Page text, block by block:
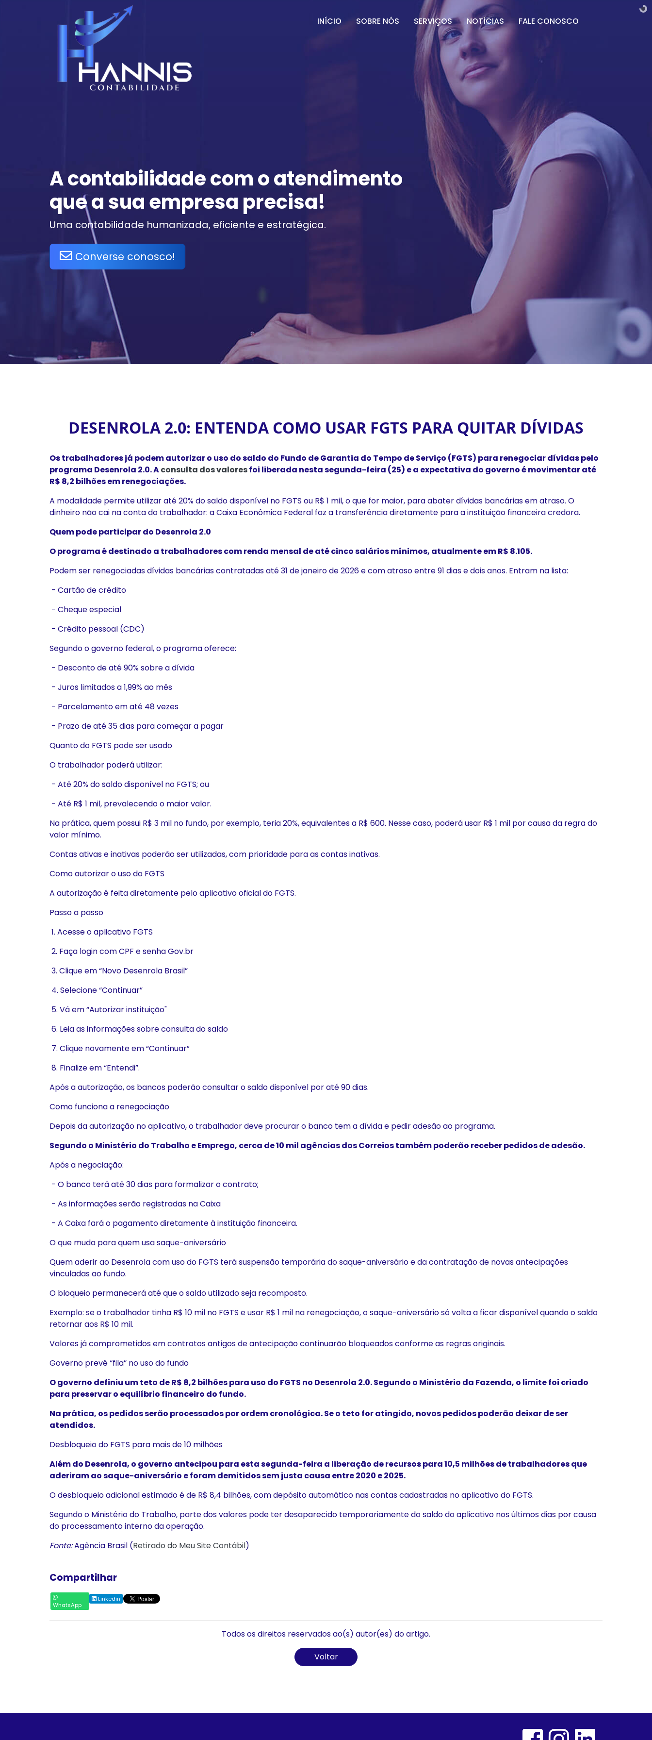
INÍCIO SOBRE NÓS SERVIÇOS NOTÍCIAS FALE CONOSCO
A contabilidade com o atendimento
que a sua empresa precisa!
Uma contabilidade humanizada, eficiente e estratégica.
Converse conosco!
DESENROLA 2.0: ENTENDA COMO USAR FGTS PARA QUITAR DÍVIDAS
Os trabalhadores já podem autorizar o uso do saldo do Fundo de Garantia do Tempo de Serviço (FGTS) para renegociar dívidas pelo
programa Desenrola 2.0. Aconsulta dos valoresfoi liberada nesta segunda-feira (25) e a expectativa do governo é movimentar até
R$ 8,2 bilhões em renegociações.
A modalidade permite utilizar até 20% do saldo disponível no FGTS ou R$ 1 mil, o que for maior, para abater dívidas bancárias em atraso. O
dinheiro não cai na conta do trabalhador: a Caixa Econômica Federal faz a transferência diretamente para a instituição financeira credora.
Quem pode participar do Desenrola 2.0
O programa é destinado a trabalhadores com renda mensal de até cinco salários mínimos, atualmente em R$ 8.105.
Podem ser renegociadas dívidas bancárias contratadas até 31 de janeiro de 2026 e com atraso entre 91 dias e dois anos. Entram na lista:
- Cartão de crédito
- Cheque especial
- Crédito pessoal (CDC)
Segundo o governo federal, o programa oferece:
- Desconto de até 90% sobre a dívida
- Juros limitados a 1,99% ao mês
- Parcelamento em até 48 vezes
- Prazo de até 35 dias para começar a pagar
Quanto do FGTS pode ser usado
O trabalhador poderá utilizar:
- Até 20% do saldo disponível no FGTS; ou
- Até R$ 1 mil, prevalecendo o maior valor.
Na prática, quem possui R$ 3 mil no fundo, por exemplo, teria 20%, equivalentes a R$ 600. Nesse caso, poderá usar R$ 1 mil por causa da regra do
valor mínimo.
Contas ativas e inativas poderão ser utilizadas, com prioridade para as contas inativas.
Como autorizar o uso do FGTS
A autorização é feita diretamente pelo aplicativo oficial do FGTS.
Passo a passo
1. Acesse o aplicativo FGTS
2. Faça login com CPF e senha Gov.br
3. Clique em “Novo Desenrola Brasil”
4. Selecione “Continuar”
5. Vá em “Autorizar instituição"
6. Leia as informações sobre consulta do saldo
7. Clique novamente em “Continuar”
8. Finalize em “Entendi”.
Após a autorização, os bancos poderão consultar o saldo disponível por até 90 dias.
Como funciona a renegociação
Depois da autorização no aplicativo, o trabalhador deve procurar o banco tem a dívida e pedir adesão ao programa.
Segundo o Ministério do Trabalho e Emprego, cerca de 10 mil agências dos Correios também poderão receber pedidos de adesão.
Após a negociação:
- O banco terá até 30 dias para formalizar o contrato;
- As informações serão registradas na Caixa
- A Caixa fará o pagamento diretamente à instituição financeira.
O que muda para quem usa saque-aniversário
Quem aderir ao Desenrola com uso do FGTS terá suspensão temporária do saque-aniversário e da contratação de novas antecipações
vinculadas ao fundo.
O bloqueio permanecerá até que o saldo utilizado seja recomposto.
Exemplo: se o trabalhador tinha R$ 10 mil no FGTS e usar R$ 1 mil na renegociação, o saque-aniversário só volta a ficar disponível quando o saldo
retornar aos R$ 10 mil.
Valores já comprometidos em contratos antigos de antecipação continuarão bloqueados conforme as regras originais.
Governo prevê “fila” no uso do fundo
O governo definiu um teto de R$ 8,2 bilhões para uso do FGTS no Desenrola 2.0. Segundo o Ministério da Fazenda, o limite foi criado
para preservar o equilíbrio financeiro do fundo.
Na prática, os pedidos serão processados por ordem cronológica. Se o teto for atingido, novos pedidos poderão deixar de ser
atendidos.
Desbloqueio do FGTS para mais de 10 milhões
Além do Desenrola, o governo antecipou para esta segunda-feira a liberação de recursos para 10,5 milhões de trabalhadores que
aderiram ao saque-aniversário e foram demitidos sem justa causa entre 2020 e 2025.
O desbloqueio adicional estimado é de R$ 8,4 bilhões, com depósito automático nas contas cadastradas no aplicativo do FGTS.
Segundo o Ministério do Trabalho, parte dos valores pode ter desaparecido temporariamente do saldo do aplicativo nos últimos dias por causa
do processamento interno da operação.
Fonte:Agência Brasil (Retirado do Meu Site Contábil)
Compartilhar
WhatsApp
Linkedin
Todos os direitos reservados ao(s) autor(es) do artigo.
Voltar